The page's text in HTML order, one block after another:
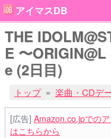
アイマスDB
THE
E 〜
e (2日目)
トップ 楽曲・CDデ
[広告] Amazon.co.jpでの
はこちらから